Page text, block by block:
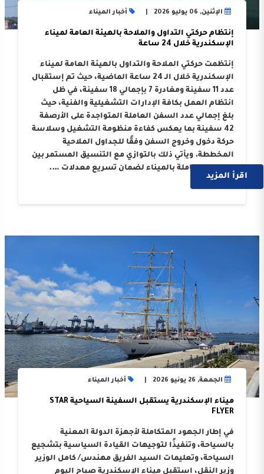
الإثنين, 06 يوليو 2026 أخبار الميناء
إنتظام حركتي التداول والملاحة بالهيئة العامة لميناء
الإسكندرية خلال 24 ساعة
إنتظمت حركتي الملاحة والتداول بالهيئة العامة لميناء
الإسكندرية خلال الـ 24 ساعة الماضية، حيث تم إستقبال
عدد 11 سفينة ومغادرة 7 بإجمالي 18 سفينة، في ظل
انتظام العمل بكافة الإدارات التشغيلية والفنية، حيث
بلغ إجمالي عدد السفن العاملة المتواجدة على الأرصفة
42 سفينة بما يعكس كفاءة منظومة التشغيل وسلاسة
حركة دخول وخروج السفن وفقًا للجداول الملاحية
المخططة. ويأتي ذلك بالتوازي مع التنسيق المستمر بين
الجهات العاملة بالميناء لضمان تسريع معدلات ….
اقرأ المزيد
الجمعة, 26 يونيو 2026 أخبار الميناء
ميناء الإسكندرية يستقبل السفينة السياحية STAR
FLYER
في إطار الجهود المتكاملة لأجهزة الدولة المعنية
بالسياحة، وتنفيذًا لتوجيهات القيادة السياسية بتشجيع
السياحة، وتعليمات السيد الفريق مهندس/ كامل الوزير
وزير النقل، استقبل ميناء الإسكندرية صباح اليوم